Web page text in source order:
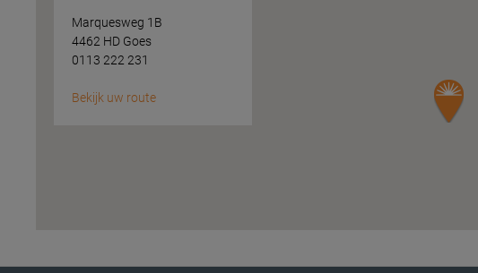
Marquesweg 1B
4462 HD Goes
0113 222 231
Bekijk uw route